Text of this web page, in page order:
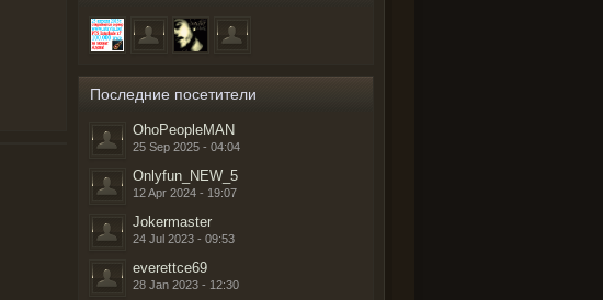
Последние посетители
OhoPeopleMAN
25 Sep 2025 - 04:04
Onlyfun_NEW_5
12 Apr 2024 - 19:07
Jokermaster
24 Jul 2023 - 09:53
everettce69
28 Jan 2023 - 12:30